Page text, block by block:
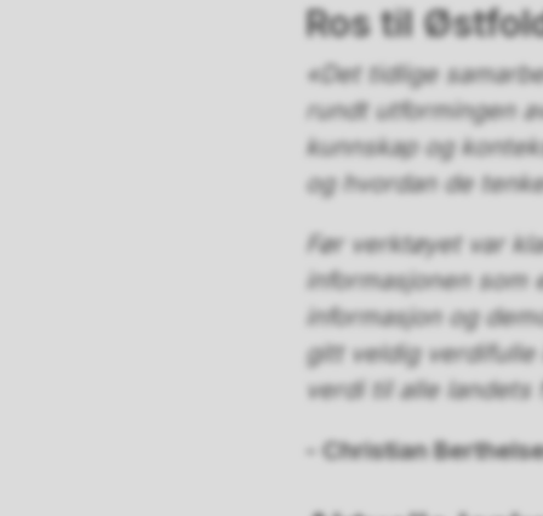
Ros til
«Det tidlige
rundt utformingen
kunnskap og
og hvordan de
Før verktøyet var
informasjonen som
informasjon og
gitt veldig
verdi til alle landets
- Christian